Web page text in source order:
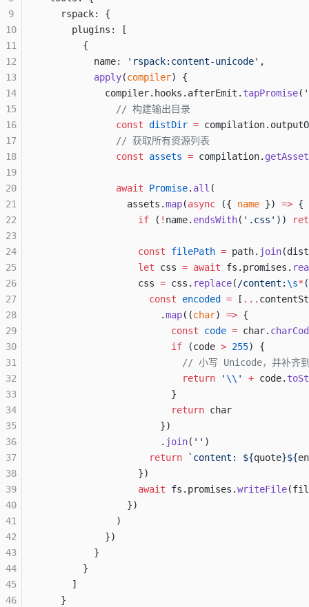
    rspack: {
      plugins: [
        {
          name:
'rspack:content-unicode' ,
          apply
(compiler) {
            compiler.hooks.afterEmit.
tapPromise(
              // 构建输出目录
              const
distDir =
              // 获取所有资源列表
              const
assets = compilation.
              await
Promise. all (
                assets.
map(async ({ name }) => {
                  if
( ! name. endsWith( '.css' ))
                  const
filePath = path. join
                  let
css = await fs.promises.
                  css
= css. replace( /content:\s* (
                    const
encoded = [ ...
                      .
map((char) => {
                        const
code = char.
                        if
(code > 255) {
// 小写 Unicode，并补齐
                          return
'\\ ' + code.
                        }
                        return
char
                      })
                      .
join( '' )
                    return
`content: ${quote}${
                  })
                  await
fs.promises.writeFile
                })
              )
            })
          }
        }
      ]
    }
9
10
11
12
13
14
15
16
17
18
19
20
21
22
23
24
25
26
27
28
29
30
31
32
33
34
35
36
37
38
39
40
41
42
43
44
45
46